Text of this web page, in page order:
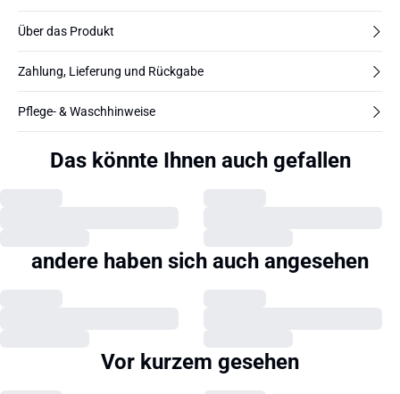
Über das Produkt
Zahlung, Lieferung und Rückgabe
Pflege- & Waschhinweise
Das könnte Ihnen auch gefallen
andere haben sich auch angesehen
Vor kurzem gesehen